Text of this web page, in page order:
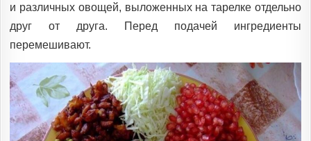
и различных овощей, выложенных на тарелке отдельно
друг от друга. Перед подачей ингредиенты
перемешивают.